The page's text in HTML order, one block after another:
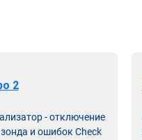
2
- отключение
и ошибок Check